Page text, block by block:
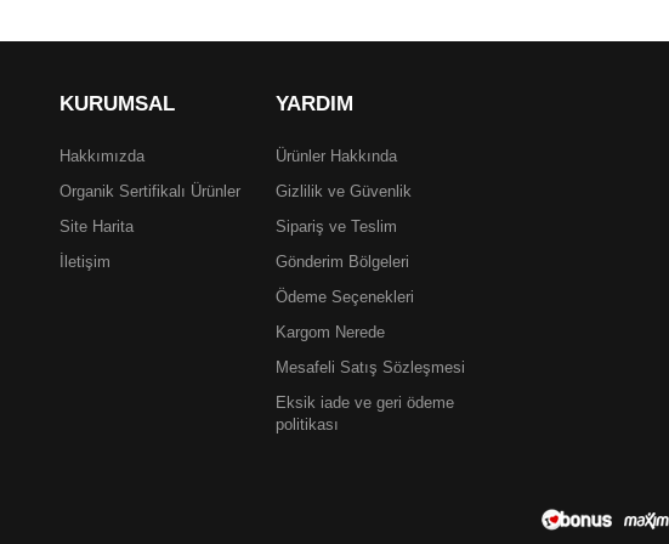
KURUMSAL
Hakkımızda
Organik Sertifikalı Ürünler
Site Harita
İletişim
YARDIM
Ürünler Hakkında
Gizlilik ve Güvenlik
Sipariş ve Teslim
Gönderim Bölgeleri
Ödeme Seçenekleri
Kargom Nerede
Mesafeli Satış Sözleşmesi
Eksik iade ve geri ödeme
politikası